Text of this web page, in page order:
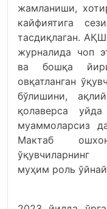
жамланиши,
кайфиятига
тасдиқлаган.
журналида чоп
ва бошқа
овқатланган
бўлишини,
қолаверса
муаммоларсиз
Мактаб
муҳим роль